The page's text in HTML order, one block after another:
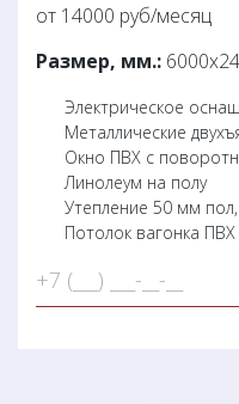
от 14000 руб/месяц
Размер, мм.:
Электрическое
Металлические
Окно ПВХ с
Линолеум на полу
Утепление 50 мм
Потолок вагонка ПВХ